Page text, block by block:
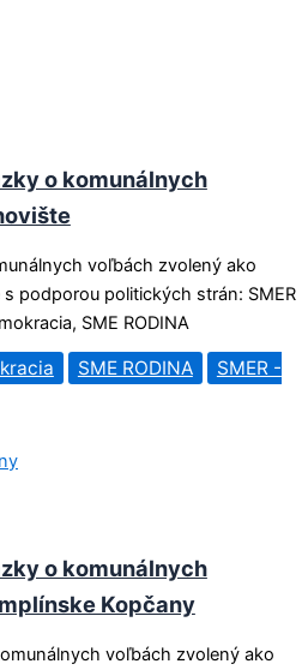
o komunálnych
voľbách zvolený ako
podporou politických strán: SMER
SME RODINA
SME RODINA
SMER -
o komunálnych
Kopčany
voľbách zvolený ako